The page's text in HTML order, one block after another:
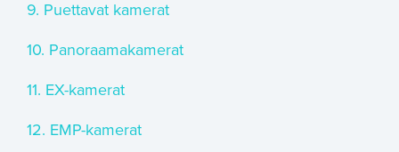
9. Puettavat kamerat
10. Panoraamakamerat
11. EX-kamerat
12. EMP-kamerat